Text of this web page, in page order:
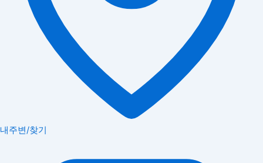
내주변/찾기